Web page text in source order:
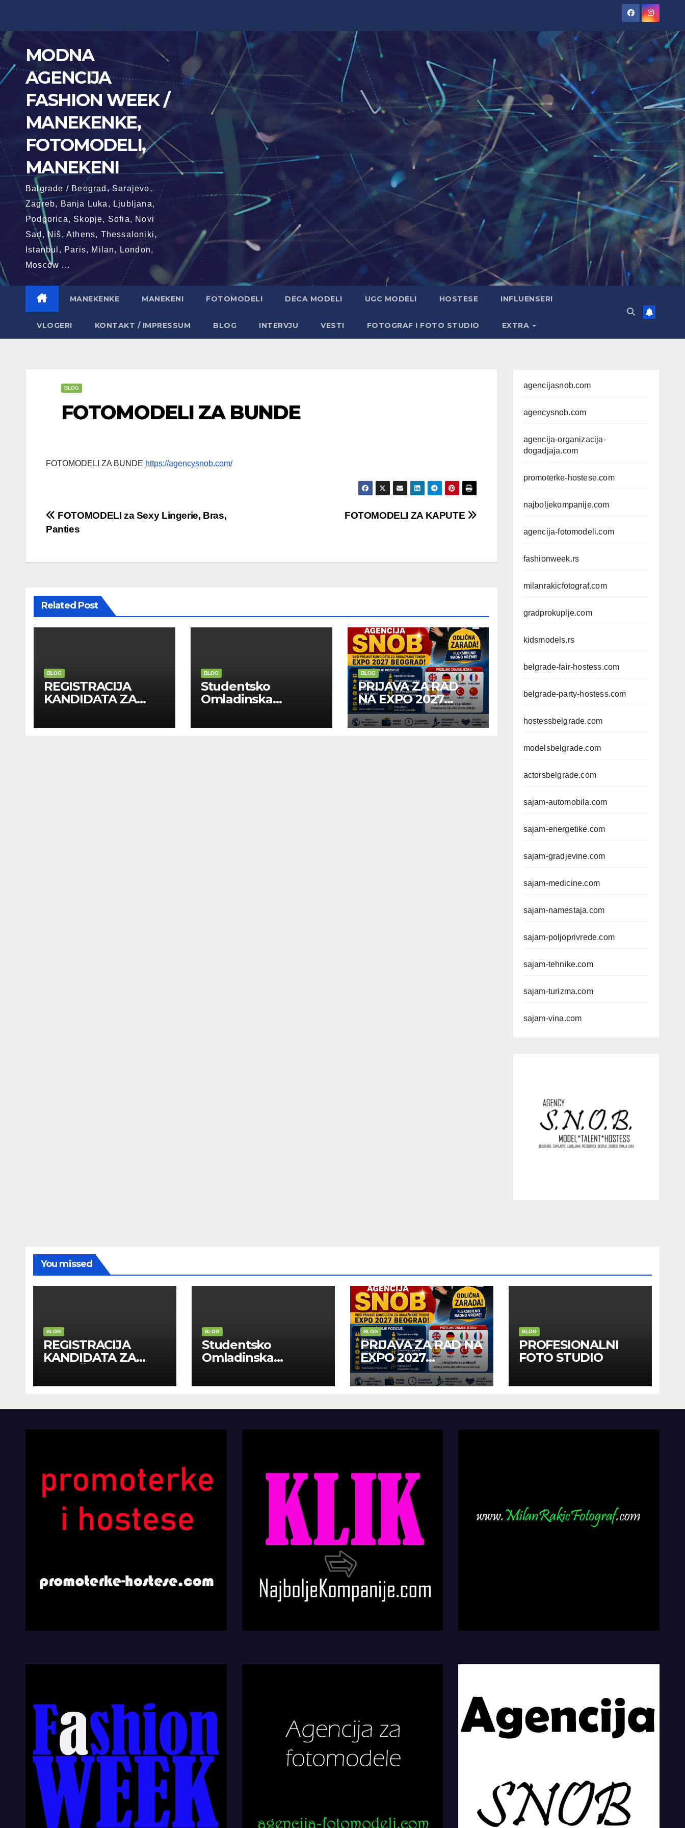
content
MODNA
AGENCIJA
FASHION WEEK /
MANEKENKE,
FOTOMODELI,
MANEKENI
Balgrade / Beograd, Sarajevo,
Zagreb, Banja Luka, Ljubljana,
Podgorica, Skopje, Sofia, Novi
Sad, Niš, Athens, Thessaloniki,
Istanbul, Paris, Milan, London,
Moscow ...
MANEKENKE MANEKENI FOTOMODELI DECA MODELI UGC MODELI HOSTESE INFLUENSERI
VLOGERI KONTAKT / IMPRESSUM BLOG INTERVJU VESTI FOTOGRAF I FOTO STUDIO EXTRA
BLOG
FOTOMODELI ZA BUNDE
FOTOMODELI ZA BUNDE https://agencysnob.com/
Post
FOTOMODELI ZA KAPUTE
FOTOMODELI za Sexy Lingerie, Bras,
Panties
Related Post
BLOG
REGISTRACIJA
KANDIDATA ZA
INOSTRANIM
BLOG
Studentsko
Omladinska
Kompanije“
BLOG
PRIJAVA ZA RAD
NA EXPO 2027
BELGRADE
agencijasnob.com
agencysnob.com
agencija-organizacija-
dogadjaja.com
promoterke-hostese.com
najboljekompanije.com
agencija-fotomodeli.com
fashionweek.rs
milanrakicfotograf.com
gradprokuplje.com
kidsmodels.rs
belgrade-fair-hostess.com
belgrade-party-hostess.com
hostessbelgrade.com
modelsbelgrade.com
actorsbelgrade.com
sajam-automobila.com
sajam-energetike.com
sajam-gradjevine.com
sajam-medicine.com
sajam-namestaja.com
sajam-poljoprivrede.com
sajam-tehnike.com
sajam-turizma.com
sajam-vina.com
You missed
BLOG
REGISTRACIJA
KANDIDATA ZA
INOSTRANIM
BLOG
Studentsko
Omladinska
Kompanije“
BLOG
PRIJAVA ZA RAD NA
EXPO 2027
BELGRADE
BLOG
PROFESIONALNI
FOTO STUDIO